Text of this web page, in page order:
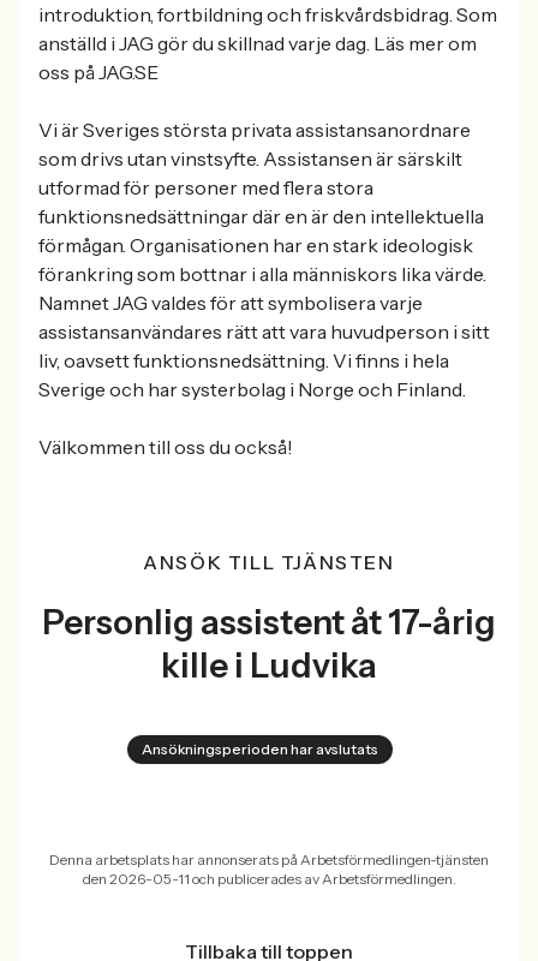
introduktion, fortbildning och friskvårdsbidrag. Som
anställd i JAG gör du skillnad varje dag. Läs mer om
oss på JAG.SE
Vi är Sveriges största privata assistansanordnare
som drivs utan vinstsyfte. Assistansen är särskilt
utformad för personer med flera stora
funktionsnedsättningar där en är den intellektuella
förmågan. Organisationen har en stark ideologisk
förankring som bottnar i alla människors lika värde.
Namnet JAG valdes för att symbolisera varje
assistansanvändares rätt att vara huvudperson i sitt
liv, oavsett funktionsnedsättning. Vi finns i hela
Sverige och har systerbolag i Norge och Finland.
Välkommen till oss du också!
ANSÖK TILL TJÄNSTEN
Personlig assistent åt 17-årig
kille i Ludvika
Ansökningsperioden har avslutats
Denna arbetsplats har annonserats på Arbetsförmedlingen-tjänsten
den 2026-05-11 och publicerades av Arbetsförmedlingen.
Tillbaka till toppen